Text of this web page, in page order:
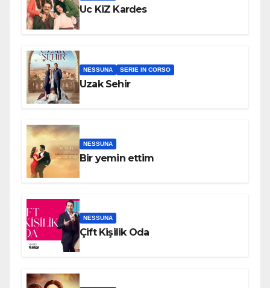
Uc KiZ Kardes
NESSUNA SERIE IN CORSO
Uzak Sehir
NESSUNA
Bir yemin ettim
NESSUNA
Çift Kişilik Oda